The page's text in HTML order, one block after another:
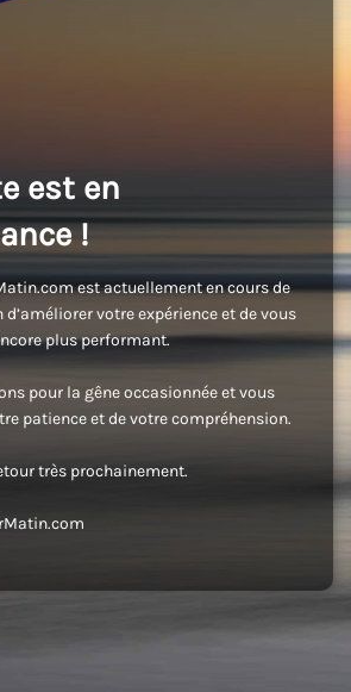
est en
!
est actuellement en cours de
votre expérience et de vous
plus performant.
pour la gêne occasionnée et vous
patience et de votre compréhension.
très prochainement.